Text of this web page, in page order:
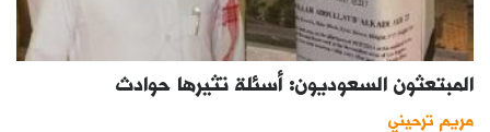
المبتعثون السعوديون: أسئلة تثيرها حوادث
مريم ترحيني